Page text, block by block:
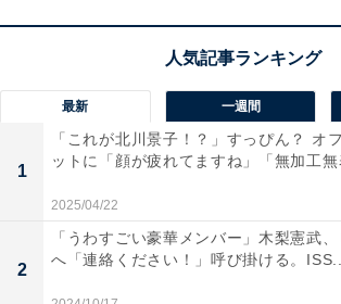
最新 一週間
1
「これが北川景子！？」すっぴん？ オ
ットに「顔が疲れてますね」「無加工
2025/04/22
2
「うわすごい豪華メンバー」木梨憲武、
へ「連絡ください！」呼び掛ける。